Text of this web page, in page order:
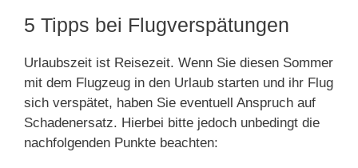
5 Tipps bei Flugverspätungen
Urlaubszeit ist Reisezeit. Wenn Sie diesen Sommer
mit dem Flugzeug in den Urlaub starten und ihr Flug
sich verspätet, haben Sie eventuell Anspruch auf
Schadenersatz. Hierbei bitte jedoch unbedingt die
nachfolgenden Punkte beachten: